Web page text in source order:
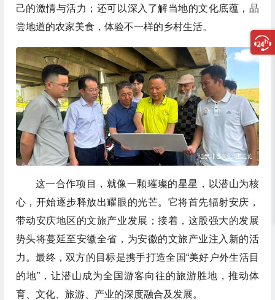
己的激情与活力；还可以深入了解当地的文化底蕴，品
尝地道的农家美食，体验不一样的乡村生活。
这一合作项目，就像一颗璀璨的星星，以潜山为核
心，开始逐步释放出耀眼的光芒。它将首先辐射安庆，
带动安庆地区的文旅产业发展；接着，这股强大的发展
势头将蔓延至安徽全省，为安徽的文旅产业注入新的活
力。最终，双方的目标是携手打造全国“美好户外生活目
的地”，让潜山成为全国游客向往的旅游胜地，推动体
育、文化、旅游、产业的深度融合及发展。